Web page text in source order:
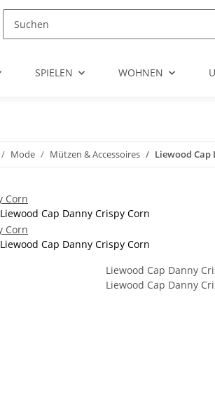
SPIELEN WOHNEN
Mode Mützen & Accessoires Liewood Cap
Liewood Cap Danny Crispy Corn
Liewood Cap Danny Crispy Corn